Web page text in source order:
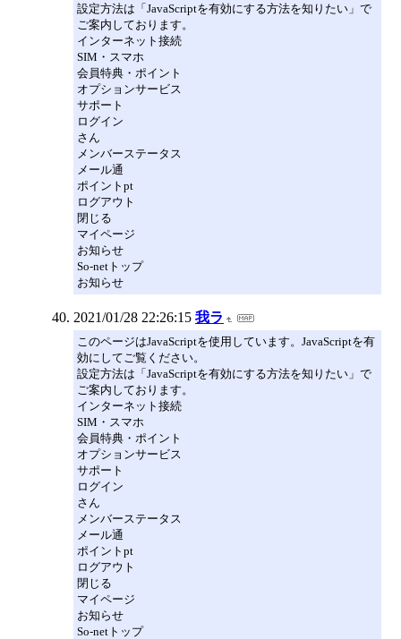
設定方法は「JavaScriptを有効にする方法を知りたい」で
ご案内しております。
インターネット接続
SIM・スマホ
会員特典・ポイント
オプションサービス
サポート
ログイン
さん
メンバーステータス
メール通
ポイントpt
ログアウト
閉じる
マイページ
お知らせ
So-netトップ
お知らせ
2021/01/28 22:26:15 我ラ
このページはJavaScriptを使用しています。JavaScriptを有
効にしてご覧ください。
設定方法は「JavaScriptを有効にする方法を知りたい」で
ご案内しております。
インターネット接続
SIM・スマホ
会員特典・ポイント
オプションサービス
サポート
ログイン
さん
メンバーステータス
メール通
ポイントpt
ログアウト
閉じる
マイページ
お知らせ
So-netトップ